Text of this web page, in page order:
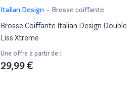
Italian Design - Brosse coiffante
Brosse Coiffante Italian Design Double
Liss Xtreme
Une offre à partir de :
29,99 €